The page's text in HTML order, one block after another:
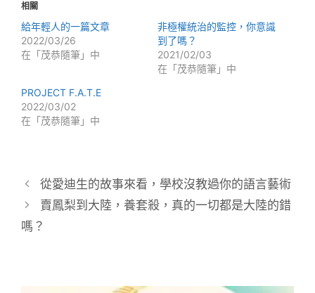
相關
給年輕人的一篇文章
2022/03/26
在「茂恭隨筆」中
非極權統治的監控，你意識
到了嗎？
2021/02/03
在「茂恭隨筆」中
PROJECT F.A.T.E
2022/03/02
在「茂恭隨筆」中
從愛迪生的故事來看，學校沒教過你的語言藝術
賣鳳梨到大陸，養套殺，真的一切都是大陸的錯
嗎？